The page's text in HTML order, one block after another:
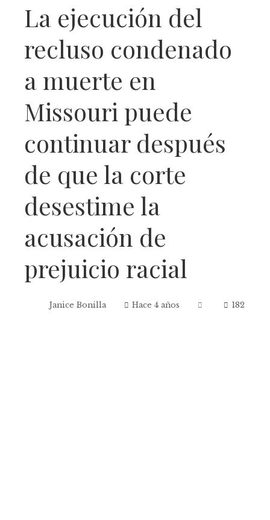
La ejecución del
recluso condenado
a muerte en
Missouri puede
continuar después
de que la corte
desestime la
acusación de
prejuicio racial
Janice Bonilla Hace 4 años 182